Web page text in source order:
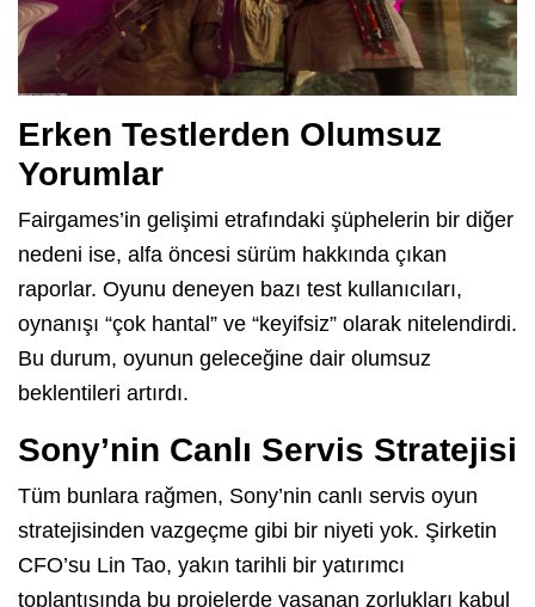
Erken Testlerden Olumsuz
Yorumlar
Fairgames’in gelişimi etrafındaki şüphelerin bir diğer
nedeni ise, alfa öncesi sürüm hakkında çıkan
raporlar. Oyunu deneyen bazı test kullanıcıları,
oynanışı “çok hantal” ve “keyifsiz” olarak nitelendirdi.
Bu durum, oyunun geleceğine dair olumsuz
beklentileri artırdı.
Sony’nin Canlı Servis Stratejisi
Tüm bunlara rağmen, Sony’nin canlı servis oyun
stratejisinden vazgeçme gibi bir niyeti yok. Şirketin
CFO’su Lin Tao, yakın tarihli bir yatırımcı
toplantısında bu projelerde yaşanan zorlukları kabul